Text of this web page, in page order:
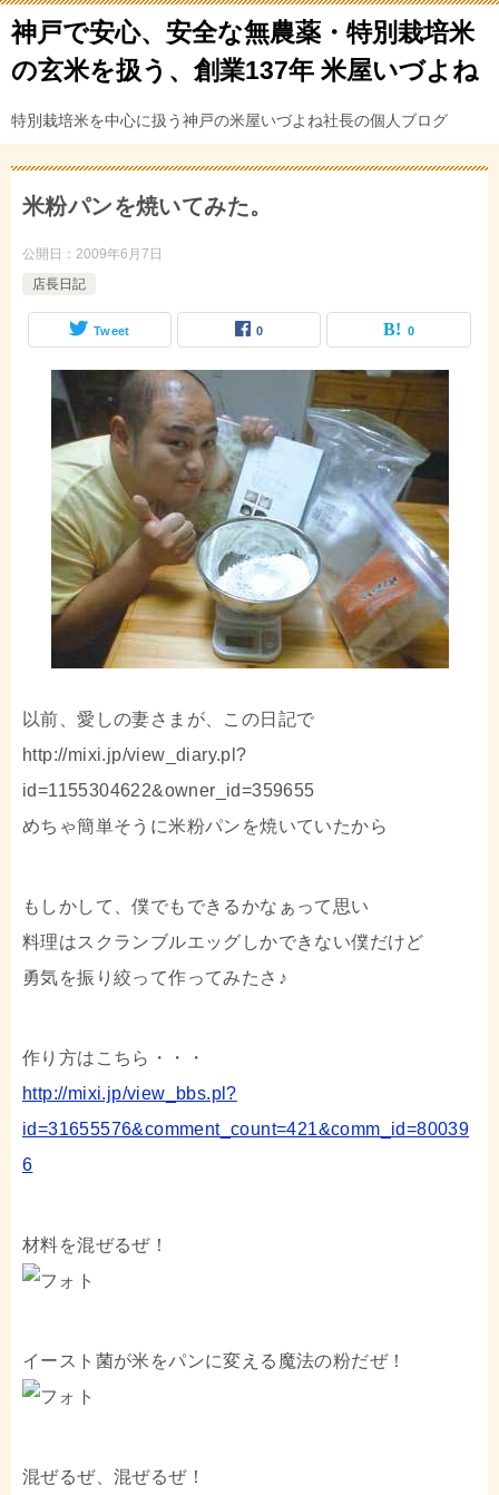
神戸で安心、安全な無農薬・特別栽培米
の玄米を扱う、創業137年 米屋いづよね
特別栽培米を中心に扱う神戸の米屋いづよね社長の個人ブログ
米粉パンを焼いてみた。
公開日： 2009年6月7日
店長日記
Tweet 0 0
以前、愛しの妻さまが、この日記で
http://mixi.jp/view_diary.pl?
id=1155304622&owner_id=359655
めちゃ簡単そうに米粉パンを焼いていたから
もしかして、僕でもできるかなぁって思い
料理はスクランブルエッグしかできない僕だけど
勇気を振り絞って作ってみたさ♪
作り方はこちら・・・
http://mixi.jp/view_bbs.pl?
id=31655576&comment_count=421&comm_id=80039
6
材料を混ぜるぜ！
イースト菌が米をパンに変える魔法の粉だぜ！
混ぜるぜ、混ぜるぜ！